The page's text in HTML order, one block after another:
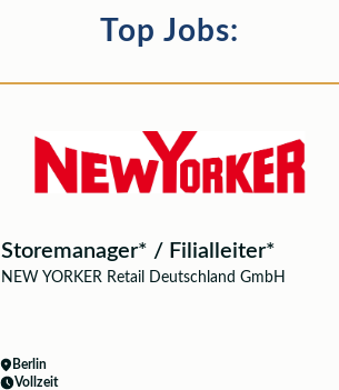
Top Jobs:
Storemanager* / Filialleiter*
NEW YORKER Retail Deutschland GmbH
Berlin
Vollzeit